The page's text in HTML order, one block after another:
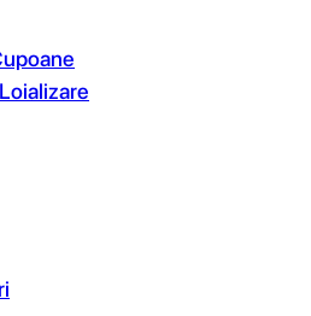
Loializare